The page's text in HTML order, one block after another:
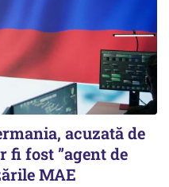
acuzată de
fi fost ”agent de
MAE